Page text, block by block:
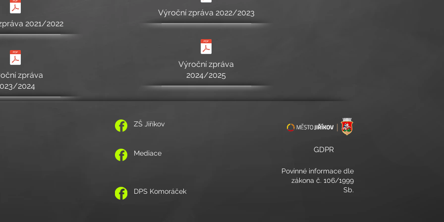
2021/2022
zpráva
2024
Výroční zpráva 2022/2023
Výroční zpráva
2024/2025
ZŠ Jiříkov
Mediace
DPS Komoráček
GDPR
Povinné informace dle
zákona č. 106/1999
Sb.